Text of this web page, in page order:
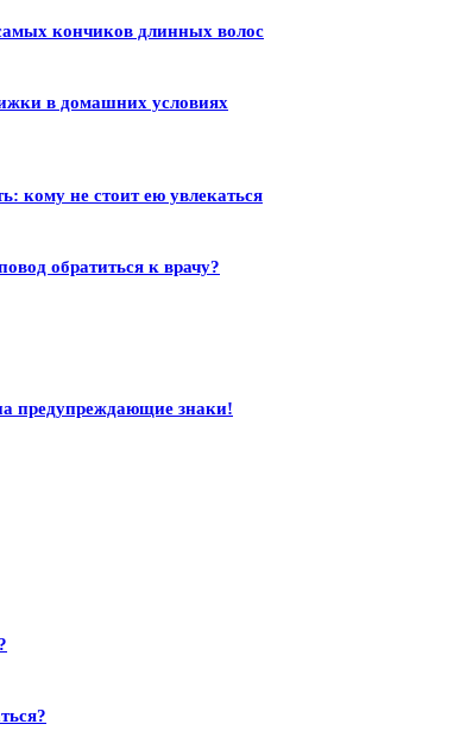
кончиков длинных волос
в домашних условиях
кому не стоит ею увлекаться
обратиться к врачу?
предупреждающие знаки!